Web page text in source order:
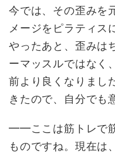
今では、その歪みを
メージをピラティス
やったあと、歪みは
ーマッスルではなく
前より良くなりまし
きたので、自分でも
━━ここは筋トレで
ものですね。現在は